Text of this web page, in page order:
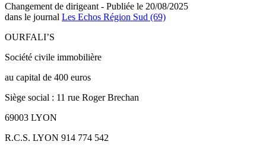
Changement de dirigeant - Publiée le 20/08/2025
dans le journal Les Echos Région Sud (69)
OURFALI’S
Société civile immobilière
au capital de 400 euros
Siège social : 11 rue Roger Brechan
69003 LYON
R.C.S. LYON 914 774 542